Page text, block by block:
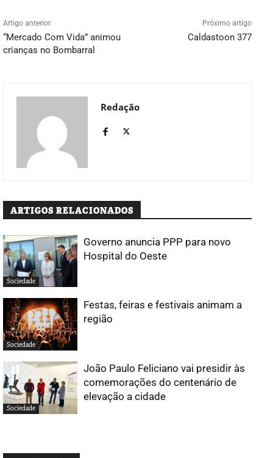
Artigo anterior
“Mercado Com Vida” animou
crianças no Bombarral
Próximo artigo
Caldastoon 377
Redação
ARTIGOS RELACIONADOS
Sociedade
Governo anuncia PPP para novo
Hospital do Oeste
Sociedade
Festas, feiras e festivais animam a
região
Sociedade
João Paulo Feliciano vai presidir às
comemorações do centenário de
elevação a cidade